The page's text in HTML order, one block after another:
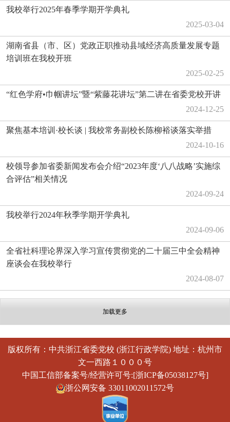
我校举行2025年春季学期开学典礼
2025-03-04
湖南省县（市、区）党政正职推动县域经济高质量发展专题
培训班在我校开班
2025-02-25
“红色学府•巾帼讲坛”暨“紫藤花讲坛”第二讲在省委党校开讲
2024-12-25
聚焦基本培训·校长谈 | 我校常务副校长陈柳裕谈落实举措
2024-10-16
校领导参加省委新闻发布会介绍“2023年度‘八八战略’实施综
合评估”相关情况
2024-09-24
我校举行2024年秋季学期开学典礼
2024-09-06
全省社科理论界深入学习宣传贯彻党的二十届三中全会精神
座谈会在我校举行
2024-08-07
加载更多
版权所有：中共浙江省委党校 (浙江行政学院) 地址：杭州市
文一西路１０００号
中国工信部备案号/经营许可号:[浙ICP备05038127号]
浙公网安备 33011002011572号